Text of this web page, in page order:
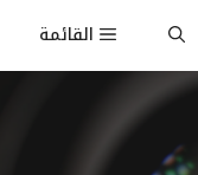
القائمة